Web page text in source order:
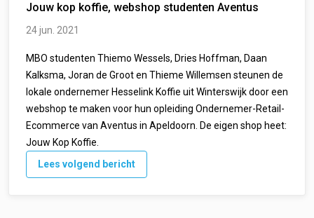
Jouw kop koffie, webshop studenten Aventus
24 jun. 2021
MBO studenten Thiemo Wessels, Dries Hoffman, Daan
Kalksma, Joran de Groot en Thieme Willemsen steunen de
lokale ondernemer Hesselink Koffie uit Winterswijk door een
webshop te maken voor hun opleiding Ondernemer-Retail-
Ecommerce van Aventus in Apeldoorn. De eigen shop heet:
Jouw Kop Koffie.
Lees volgend bericht